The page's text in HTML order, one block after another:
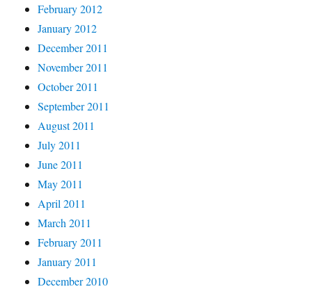
February 2012
January 2012
December 2011
November 2011
October 2011
September 2011
August 2011
July 2011
June 2011
May 2011
April 2011
March 2011
February 2011
January 2011
December 2010